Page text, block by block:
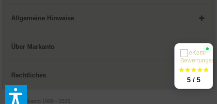
Allgemeine Hinweise
Über Markanto
Rechtliches
© by Markanto 1999 - 2026
5 / 5